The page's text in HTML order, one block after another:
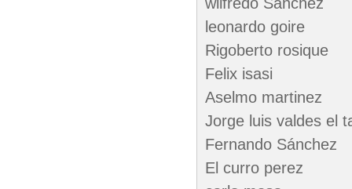
leonardo goire
Rigoberto rosique
Felix isasi
Aselmo martinez
Jorge luis valdes el
Fernando Sánchez
El curro perez